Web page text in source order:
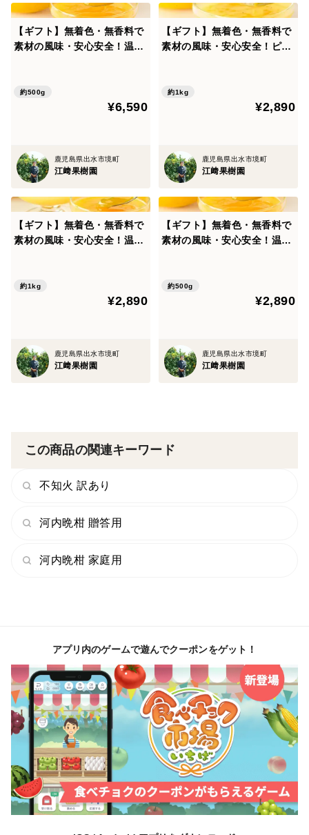
【ギフト】無着色・無香料で
素材の風味・安心安全！温州
約500g
¥6,590
鹿児島県出水市境町
江﨑果樹園
【ギフト】無着色・無香料で
素材の風味・安心安全！ピー
約1kg
¥2,890
鹿児島県出水市境町
江﨑果樹園
【ギフト】無着色・無香料で
素材の風味・安心安全！温州
約1kg
¥2,890
鹿児島県出水市境町
江﨑果樹園
【ギフト】無着色・無香料で
素材の風味・安心安全！温州
約500g
¥2,890
鹿児島県出水市境町
江﨑果樹園
この商品の関連キーワード
不知火 訳あり
河内晩柑 贈答用
河内晩柑 家庭用
アプリ内のゲームで遊んでクーポンをゲット！